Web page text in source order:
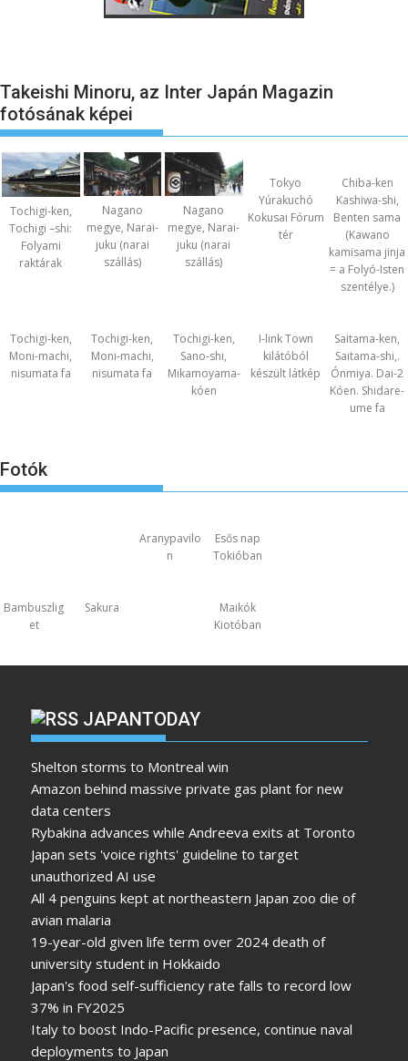
Takeishi Minoru, az Inter Japán Magazin
fotósának képei
Tochigi-ken,
Tochigi –shi:
Folyami
raktárak
Nagano
megye, Narai-
juku (narai
szállás)
Nagano
megye, Narai-
juku (narai
szállás)
Tokyo
Yúrakuchó
Kokusai Fórum
tér
Chiba-ken
Kashiwa-shi,
Benten sama
(Kawano
kamisama jinja
= a Folyó-Isten
szentélye.)
Tochigi-ken,
Moni-machi,
nisumata fa
Tochigi-ken,
Moni-machi,
nisumata fa
Tochigi-ken,
Sano-shi,
Mikamoyama-
kóen
I-link Town
kilátóból
készült látkép
Saitama-ken,
Saitama-shi,.
Ónmiya. Dai-2
Kóen. Shidare-
ume fa
Fotók
Aranypavilo
n
Esős nap
Tokióban
Bambuszlig
et
Sakura
Maikók
Kiotóban
JAPANTODAY
Shelton storms to Montreal win
Amazon behind massive private gas plant for new
data centers
Rybakina advances while Andreeva exits at Toronto
Japan sets 'voice rights' guideline to target
unauthorized AI use
All 4 penguins kept at northeastern Japan zoo die of
avian malaria
19-year-old given life term over 2024 death of
university student in Hokkaido
Japan's food self-sufficiency rate falls to record low
37% in FY2025
Italy to boost Indo-Pacific presence, continue naval
deployments to Japan